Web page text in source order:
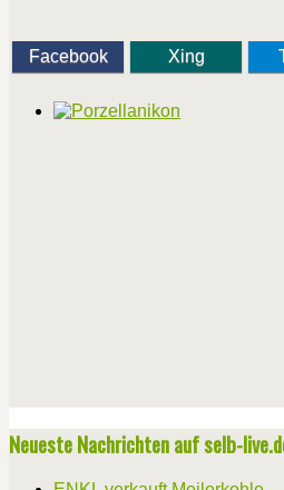
Facebook Xing
Neueste Nachrichten auf selb-